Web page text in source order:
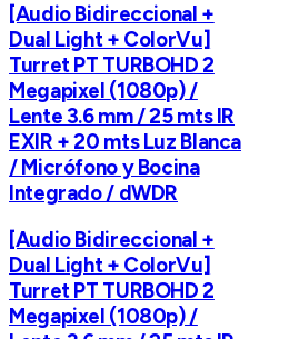
[Audio Bidireccional +
Dual Light + ColorVu]
Turret PT TURBOHD 2
Megapixel (1080p) /
Lente 3.6 mm / 25 mts IR
EXIR + 20 mts Luz Blanca
/ Micrófono y Bocina
Integrado / dWDR
[Audio Bidireccional +
Dual Light + ColorVu]
Turret PT TURBOHD 2
Megapixel (1080p) /